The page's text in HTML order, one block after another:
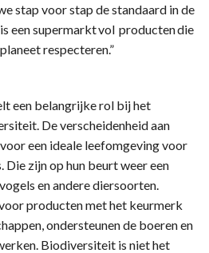
stap voor stap de standaard in de
een supermarkt vol producten die
respecteren.”
een belangrijke rol bij het
De verscheidenheid aan
een ideale leefomgeving voor
Die zijn op hun beurt weer een
en andere diersoorten.
producten met het keurmerk
ondersteunen de boeren en
Biodiversiteit is niet het